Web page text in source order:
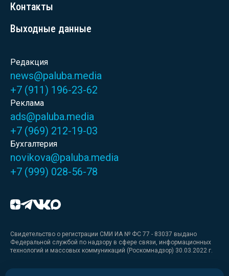
Контакты
Выходные данные
Редакция
news@paluba.media
+7 (911) 196-23-62
Реклама
ads@paluba.media
+7 (969) 212-19-03
Бухгалтерия
novikova@paluba.media
+7 (999) 028-56-78
Свидетельство о регистрации СМИ ИА № ФС 77 - 83037 выдано
Федеральной службой по надзору в сфере связи, информационных
технологий и массовых коммуникаций (Роскомнадзор) 30.03.2022 г.